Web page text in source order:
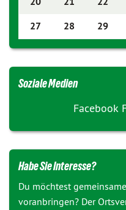
27
28 29
Soziale Medien
Facebook
Habe Sie Interesse?
Du möchtest
voranbringen? Der